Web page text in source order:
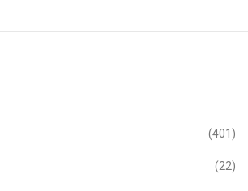
(401)
(22)